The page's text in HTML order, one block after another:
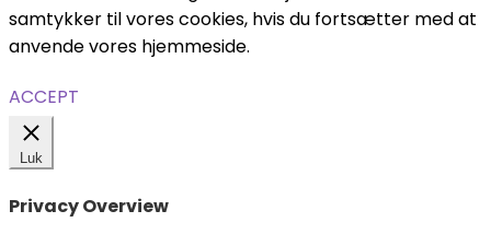
samtykker til vores cookies, hvis du fortsætter med at
anvende vores hjemmeside.
ACCEPT
Luk
Privacy Overview